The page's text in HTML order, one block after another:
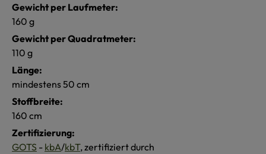
Gewicht per Laufmeter:
160 g
Gewicht per Quadratmeter:
110 g
Länge:
mindestens 50 cm
Stoffbreite:
160 cm
Zertifizierung:
GOTS - kbA/kbT, zertifiziert durch